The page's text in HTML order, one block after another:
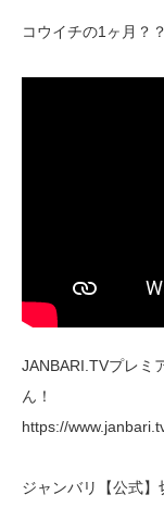
コウイチの1ヶ月？
JANBARI.TVプレミ
ん！
https://
ジャンバリ【公式